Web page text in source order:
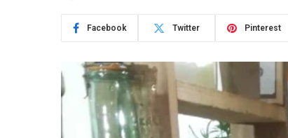
Facebook Twitter Pinterest